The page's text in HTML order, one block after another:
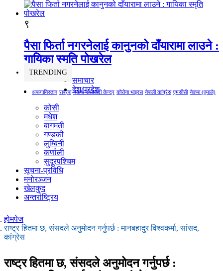
९
पैसा फिर्ता नगरनेलाई कानुनको दाँयारामा लाउने :
गायिका स्‍मृति पोखरेल
TRENDING
अफगानिस्तान राप्रपा नेकपा माओवादी केन्द्र कोरोना भाइरस नेपाली कांग्रेस एमसीसी नेकपा (एमाले)
समाचार
देश/प्रदेश
कोसी
मधेश
बागमती
गण्डकी
लुम्बिनी
कर्णाली
सुदूरपश्चिम
सूचना-प्रविधि
मनोरञ्जन
खेलकुद
अन्तर्राष्ट्रिय
होमपेज
राष्ट्र हितमा छ, संसदले अनुमोदन गर्नुपर्छ : मानबहादुर विश्वकर्मा, सांसद,
कांग्रेस
राष्ट्र हितमा छ, संसदले अनुमोदन गर्नुपर्छ :